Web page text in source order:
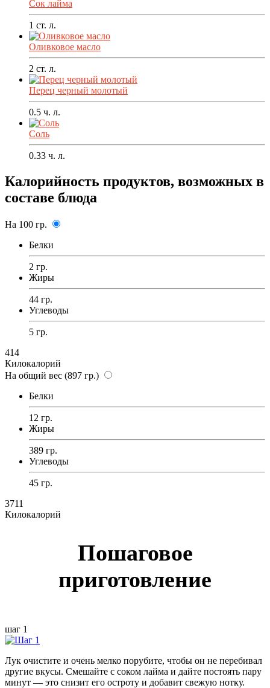
Сок лайма
1 ст. л.
Оливковое масло
2 ст. л.
Перец черный молотый
0.5 ч. л.
Соль
0.33 ч. л.
Калорийность продуктов, возможных в
составе блюда
На 100 гр.
Белки
2 гр.
Жиры
44 гр.
Углеводы
5 гр.
414
Килокалорий
На общий вес (897 гр.)
Белки
12 гр.
Жиры
389 гр.
Углеводы
45 гр.
3711
Килокалорий
Пошаговое
приготовление
шаг 1
Лук очистите и очень мелко порубите, чтобы он не перебивал
другие вкусы. Смешайте с соком лайма и дайте постоять пару
минут — это снизит его остроту и добавит свежую нотку.